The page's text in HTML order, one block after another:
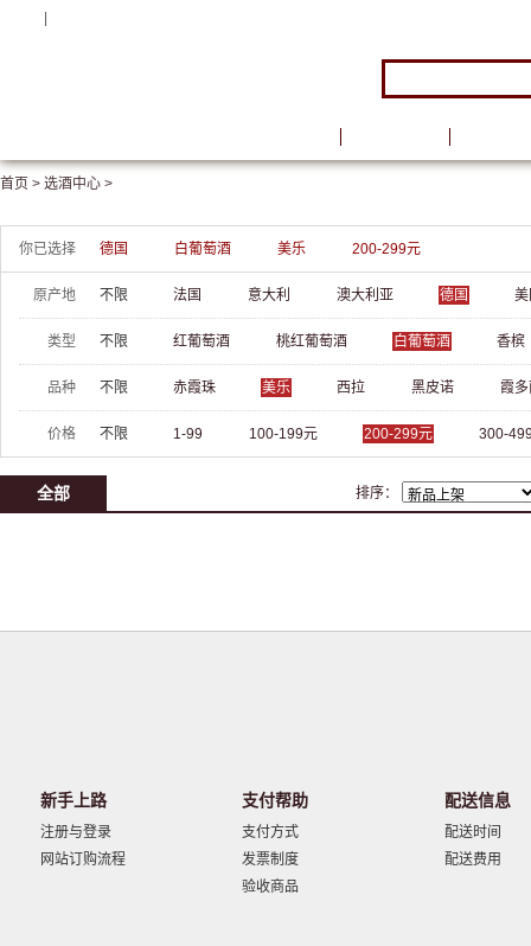
首页 > 选酒中心 >
你已选择 德国 白葡萄酒 美乐 200-299元
原产地 不限 法国 意大利 澳大利亚 德国
类型 不限 红葡萄酒 桃红葡萄酒 白葡萄酒 香槟
品种 不限 赤霞珠 美乐 西拉 黑皮诺 霞
价格 不限 1-99 100-199元 200-299元 300-
全部 排序：
新手上路
注册与登录
网站订购流程
支付帮助
支付方式
发票制度
验收商品
配送信息
配送时间
配送费用